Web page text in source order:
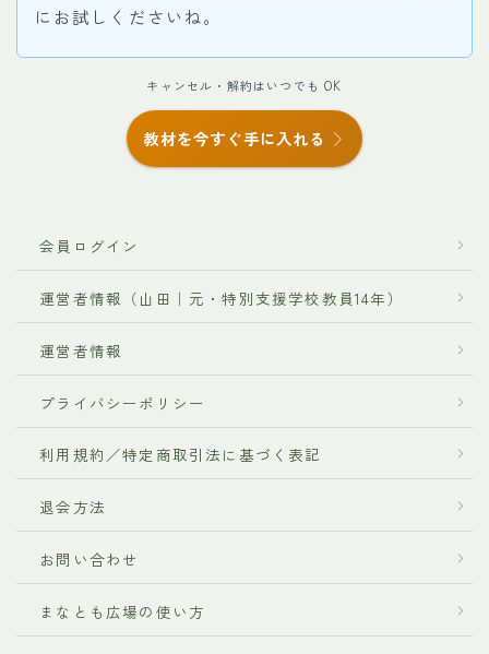
にお試しくださいね。
キャンセル・解約はいつでも OK
教材を今すぐ手に入れる
会員ログイン
運営者情報（山田｜元・特別支援学校教員14年）
運営者情報
プライバシーポリシー
利用規約／特定商取引法に基づく表記
退会方法
お問い合わせ
まなとも広場の使い方